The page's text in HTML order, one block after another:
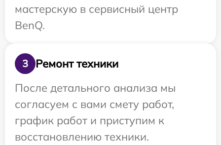
мастерскую в сервисный центр
BenQ.
3
Ремонт техники
После детального анализа мы
согласуем с вами смету работ,
график работ и приступим к
восстановлению техники.